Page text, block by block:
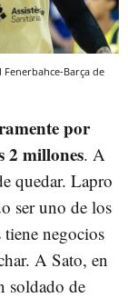
Barça de
por
2 millones. A
quedar. Lapro
ser uno de los
tiene negocios
A Sato, en
soldado de